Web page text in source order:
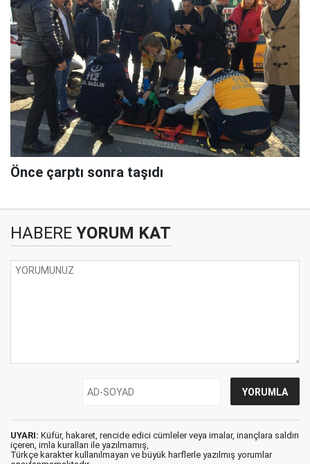
Önce çarptı sonra taşıdı
HABERE YORUM KAT
UYARI: Küfür, hakaret, rencide edici cümleler veya imalar, inançlara saldırı
içeren, imla kuralları ile yazılmamış,
Türkçe karakter kullanılmayan ve büyük harflerle yazılmış yorumlar